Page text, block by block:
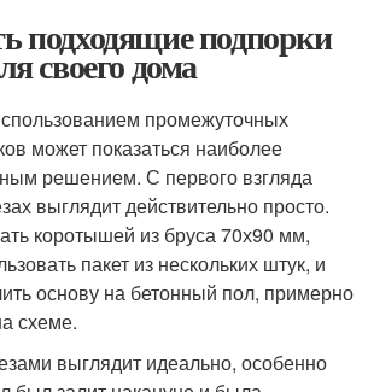
подходящие подпорки
своего дома
промежуточных
может показаться наиболее
решением. С первого взгляда
выглядит действительно просто.
коротышей из бруса 70х90 мм,
пакет из нескольких штук, и
основу на бетонный пол, примерно
схеме.
выглядит идеально, особенно